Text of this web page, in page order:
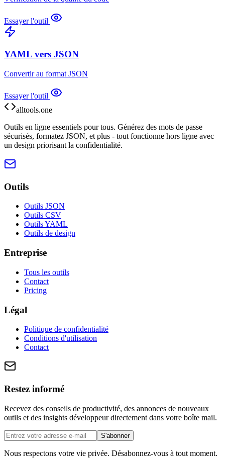
Essayer l'outil
YAML vers JSON
Convertir au format JSON
Essayer l'outil
alltools.one
Outils en ligne essentiels pour tous. Générez des mots de passe
sécurisés, formatez JSON, et plus - tout fonctionne hors ligne avec
un design priorisant la confidentialité.
Outils
Outils JSON
Outils CSV
Outils YAML
Outils de design
Entreprise
Tous les outils
Contact
Pricing
Légal
Politique de confidentialité
Conditions d'utilisation
Contact
Restez informé
Recevez des conseils de productivité, des annonces de nouveaux
outils et des insights développeur directement dans votre boîte mail.
S'abonner
Nous respectons votre vie privée. Désabonnez-vous à tout moment.